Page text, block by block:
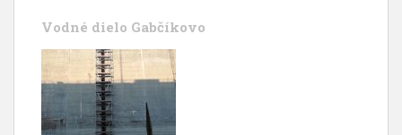
Vodné dielo Gabčíkovo